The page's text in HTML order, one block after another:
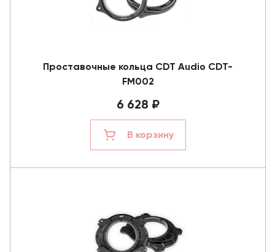
Проставочные кольца CDT Audio CDT-
FM002
6 628 ₽
В корзину